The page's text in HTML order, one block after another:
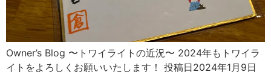
Owner’s Blog 〜トワイライトの近況〜 2024年もトワイラ
イトをよろしくお願いいたします！ 投稿日2024年1月9日